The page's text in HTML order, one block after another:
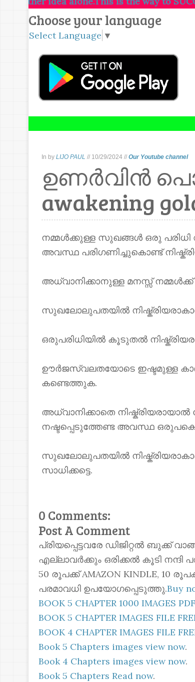
Choose your language
Select Language ▼
In by LIJO PAUL // 10/29/2024 // Our Youtube channel
ഉണർവിൻ
awakening
നമ്മൾക്കുള്ള സുഖങ്ങൾ ഒരു പരിധി
അവസ്ഥ പരിഗണിച്ചുകൊണ്ട്
അധ്വാനിക്കാനുള്ള മനസ്സ് നമ്മൾക്ക്
സുഖലോലുപതയിൽ
ഒരുപരിധിയിൽ കൂടുതൽ
ഊർജസ്വലതയോടെ ഇഷ്ടമുള്ള
കണ്ടെത്തുക.
അധ്വാനിക്കാതെ
നഷ്ടപ്പെടുത്തേണ്ട അവസ്ഥ ഒരുപക്ഷെ
സുഖലോലുപതയിൽ
സാധിക്കട്ടെ.
0 Comments:
Post A Comment
പ്രിയപ്പെട്ടവരേ ഡിജിറ്റൽ ബുക്ക്
എല്ലാവർക്കും ഒരിക്കൽ കൂടി
50 രൂപക്ക് AMAZON KINDLE, 10
പരമാവധി ഉപയോഗപ്പെടുത്തു.Buy
BOOK 5 CHAPTER 1000 IMAGES
BOOK 5 CHAPTER IMAGES FILE
BOOK 4 CHAPTER IMAGES FILE
Book 5 Chapters images view now.
Book 4 Chapters images view now.
Book 5 Chapters Read now.